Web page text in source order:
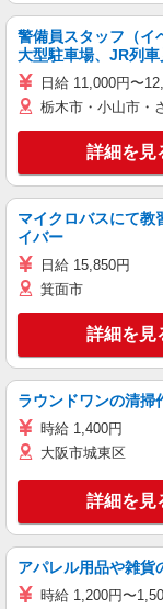
警備員スタッフ（イ
大型駐車場、JR列車
日給 11,000円〜
栃木市・小山市・
詳細を見
マイクロバスにて教
イバー
日給 15,850円
箕面市
詳細を見
ラウンドワンの清掃
時給 1,400円
大阪市城東区
詳細を見
アパレル用品や雑貨
時給 1,200円〜